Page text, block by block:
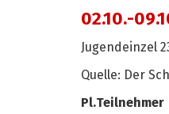
02.10.-
Jugendeinzel
Quelle: Der
Pl.Teilnehmer